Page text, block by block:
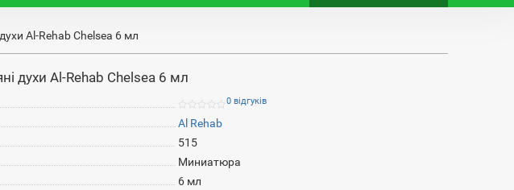
Al-Rehab Chelsea 6 мл
духи Al-Rehab Chelsea 6 мл
0 відгуків
Al Rehab
515
Миниатюра
6 мл